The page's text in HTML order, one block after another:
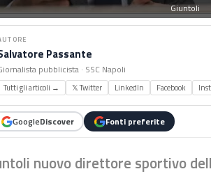
Giuntoli
Passante
pubblicista · SSC Napoli
Tutti gli articoli → 𝕏 Twitter LinkedIn Facebook
GoogleDiscover Fonti preferite
nuovo direttore sportivo